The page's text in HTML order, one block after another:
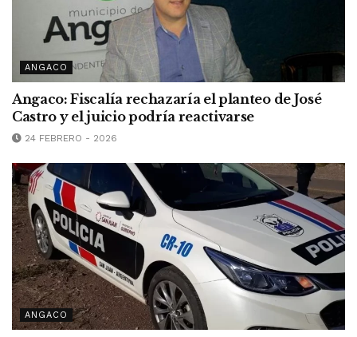
ANGACO
Angaco: Fiscalía rechazaría el planteo de José
Castro y el juicio podría reactivarse
24 FEBRERO - 2026
ANGACO